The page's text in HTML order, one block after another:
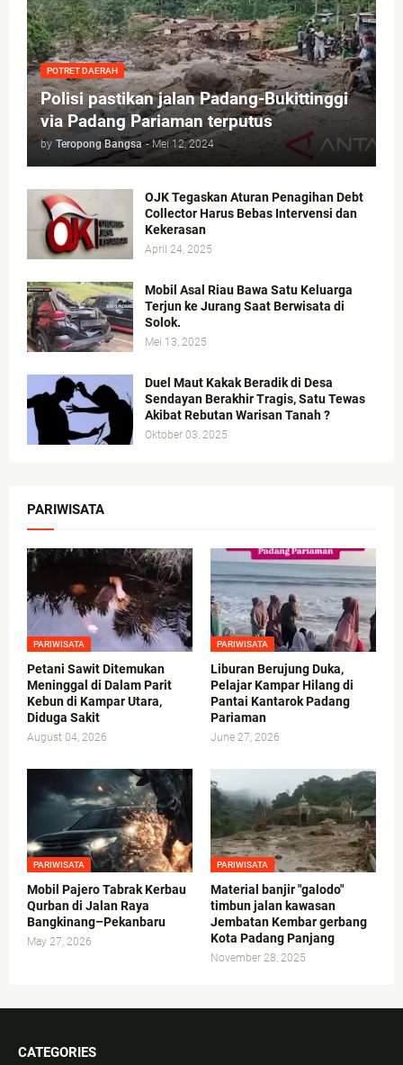
POTRET DAERAH
Polisi pastikan jalan Padang-Bukittinggi
via Padang Pariaman terputus
by Teropong Bangsa - Mei 12, 2024
OJK Tegaskan Aturan Penagihan Debt
Collector Harus Bebas Intervensi dan
Kekerasan
April 24, 2025
Mobil Asal Riau Bawa Satu Keluarga
Terjun ke Jurang Saat Berwisata di
Solok.
Mei 13, 2025
Duel Maut Kakak Beradik di Desa
Sendayan Berakhir Tragis, Satu Tewas
Akibat Rebutan Warisan Tanah ?
Oktober 03, 2025
PARIWISATA
PARIWISATA
Petani Sawit Ditemukan
Meninggal di Dalam Parit
Kebun di Kampar Utara,
Diduga Sakit
August 04, 2026
PARIWISATA
Liburan Berujung Duka,
Pelajar Kampar Hilang di
Pantai Kantarok Padang
Pariaman
June 27, 2026
PARIWISATA
Mobil Pajero Tabrak Kerbau
Qurban di Jalan Raya
Bangkinang–Pekanbaru
May 27, 2026
PARIWISATA
Material banjir "galodo"
timbun jalan kawasan
Jembatan Kembar gerbang
Kota Padang Panjang
November 28, 2025
CATEGORIES